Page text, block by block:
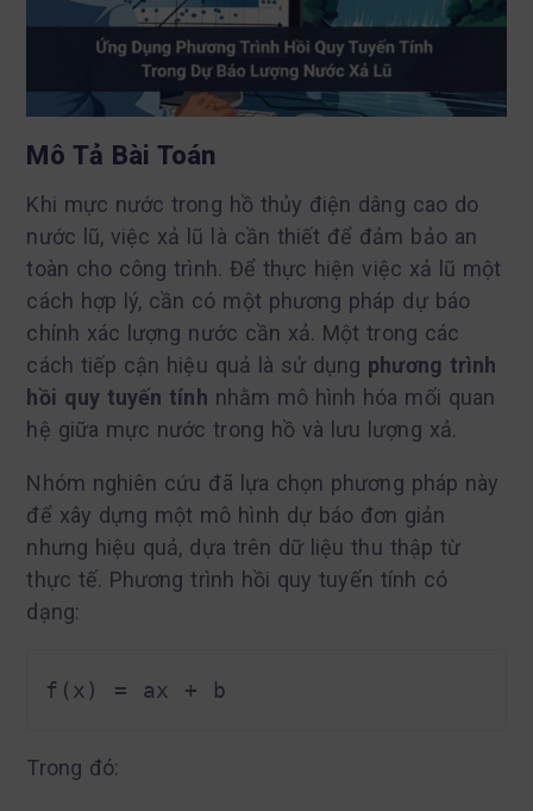
Mô Tả Bài Toán
Khi mực nước trong hồ thủy điện dâng cao do
nước lũ, việc xả lũ là cần thiết để đảm bảo an
toàn cho công trình. Để thực hiện việc xả lũ một
cách hợp lý, cần có một phương pháp dự báo
chính xác lượng nước cần xả. Một trong các
cách tiếp cận hiệu quả là sử dụng phương trình
hồi quy tuyến tính nhằm mô hình hóa mối quan
hệ giữa mực nước trong hồ và lưu lượng xả.
Nhóm nghiên cứu đã lựa chọn phương pháp này
để xây dựng một mô hình dự báo đơn giản
nhưng hiệu quả, dựa trên dữ liệu thu thập từ
thực tế. Phương trình hồi quy tuyến tính có
dạng:
Trong đó: